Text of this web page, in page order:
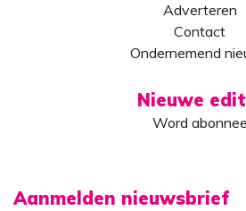
Adverteren
Contact
Ondernemend
Nieuwe
Word abonnee
Aanmelden nieuwsbrief